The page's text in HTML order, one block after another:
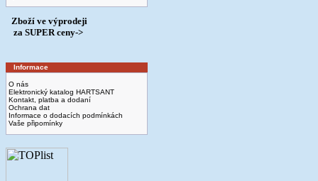
Zboží ve výprodeji
­ za SUPER ceny->
Informace
O nás
Elektronický katalog HARTSANT
Kontakt, platba a dodaní
Ochrana dat
Informace o dodacích podmínkách
Vaše připomínky